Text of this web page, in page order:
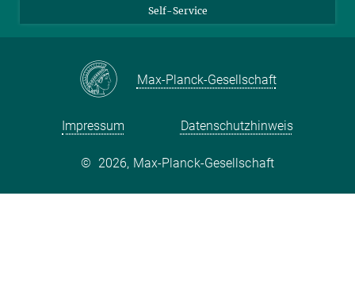
Facebook
Self-Service
Max-Planck-Gesellschaft
Impressum Datenschutzhinweis
© 2026, Max-Planck-Gesellschaft